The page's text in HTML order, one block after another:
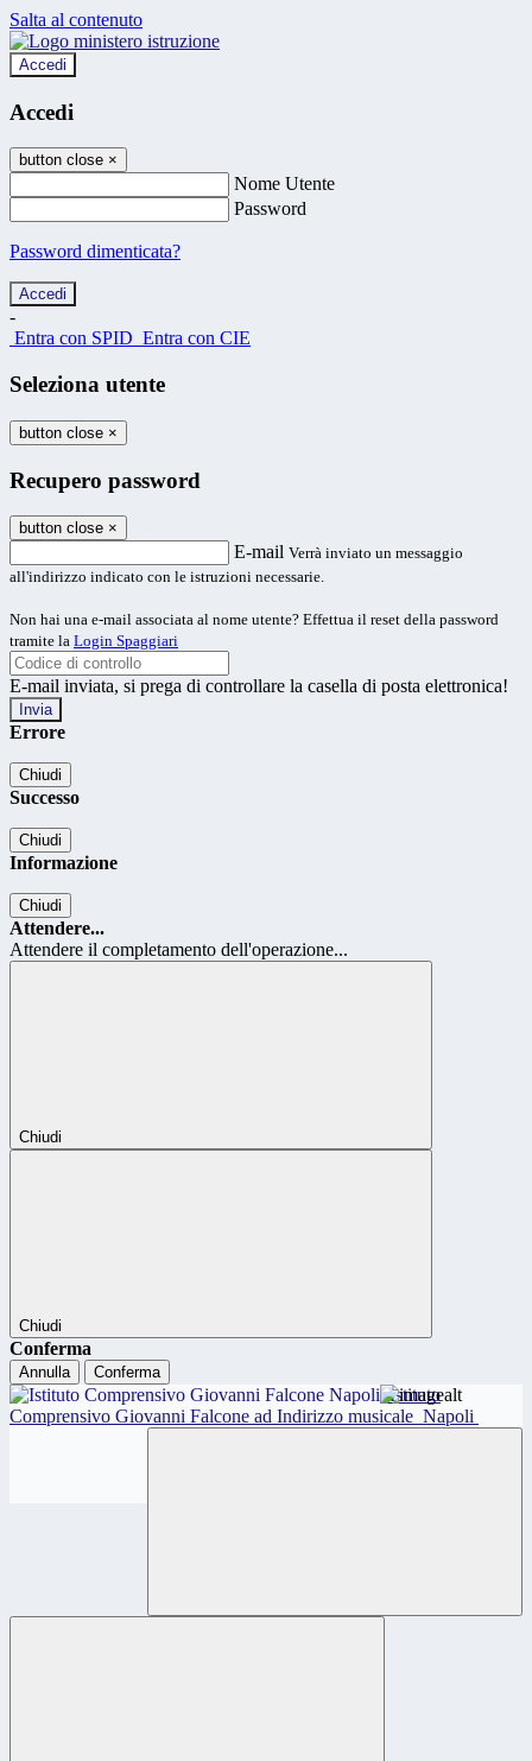
Salta al contenuto
Accedi
Accedi
button close ×
Nome Utente
Password
Password dimenticata?
-
Entra con SPID Entra con CIE
Seleziona utente
button close ×
Recupero password
button close ×
E-mail Verrà inviato un messaggio
all'indirizzo indicato con le istruzioni necessarie.
Non hai una e-mail associata al nome utente? Effettua il reset della password
tramite la Login Spaggiari
E-mail inviata, si prega di controllare la casella di posta elettronica!
Errore
Chiudi
Successo
Chiudi
Informazione
Chiudi
Attendere...
Attendere il completamento dell'operazione...
Chiudi
Chiudi
Conferma
Annulla Conferma
Istituto
Comprensivo Giovanni Falcone ad Indirizzo musicale Napoli